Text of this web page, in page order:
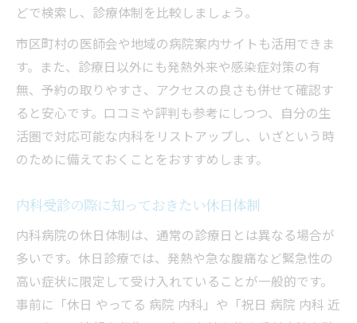
どで検索し、診療体制を比較しましょう。
市区町村の医師会や地域の病院案内サイトも活用できま
す。また、診療日以外にも発熱外来や感染症対策の有
無、予約の取りやすさ、アクセスの良さも併せて確認す
ると安心です。口コミや評判も参考にしつつ、自分の生
活圏で対応可能な内科をリストアップし、いざという時
のために備えておくことをおすすめします。
内科受診の際に知っておきたい休日体制
内科病院の休日体制は、通常の診療日とは異なる場合が
多いです。休日診療では、発熱や急な腹痛など緊急性の
高い症状に限定して受け入れていることが一般的です。
事前に「休日 やってる 病院 内科」や「祝日 病院 内科 近